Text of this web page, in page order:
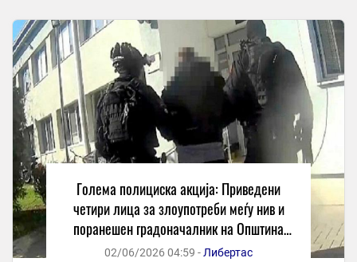
Голема полициска акција: Приведени
четири лица за злоупотреби меѓу нив и
поранешен градоначалник на Општина
Карпош
02/06/2026 04:59 - Либертас